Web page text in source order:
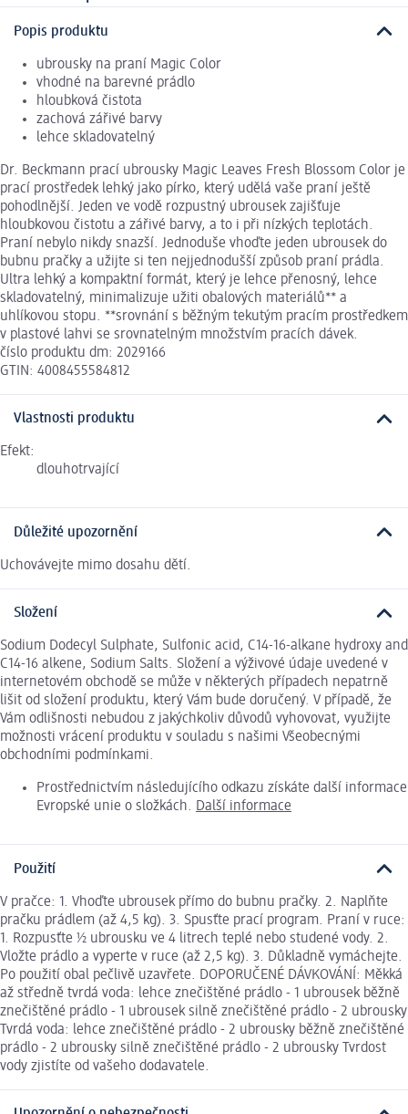
Popis produktu
ubrousky na praní Magic Color
vhodné na barevné prádlo
hloubková čistota
zachová zářivé barvy
lehce skladovatelný
Dr. Beckmann prací ubrousky Magic Leaves Fresh Blossom Color je
prací prostředek lehký jako pírko, který udělá vaše praní ještě
pohodlnější. Jeden ve vodě rozpustný ubrousek zajišťuje
hloubkovou čistotu a zářivé barvy, a to i při nízkých teplotách.
Praní nebylo nikdy snazší. Jednoduše vhoďte jeden ubrousek do
bubnu pračky a užijte si ten nejjednodušší způsob praní prádla.
Ultra lehký a kompaktní formát, který je lehce přenosný, lehce
skladovatelný, minimalizuje užiti obalových materiálů** a
uhlíkovou stopu. **srovnání s běžným tekutým pracím prostředkem
v plastové lahvi se srovnatelným množstvím pracích dávek.
číslo produktu dm: 2029166
GTIN: 4008455584812
Vlastnosti produktu
Efekt:
dlouhotrvající
Důležité upozornění
Uchovávejte mimo dosahu dětí.
Složení
Sodium Dodecyl Sulphate, Sulfonic acid, C14-16-alkane hydroxy and
C14-16 alkene, Sodium Salts. Složení a výživové údaje uvedené v
internetovém obchodě se může v některých případech nepatrně
lišit od složení produktu, který Vám bude doručený. V případě, že
Vám odlišnosti nebudou z jakýchkoliv důvodů vyhovovat, využijte
možnosti vrácení produktu v souladu s našimi Všeobecnými
obchodními podmínkami.
Prostřednictvím následujícího odkazu získáte další informace
Evropské unie o složkách. Další informace
Použití
V pračce: 1. Vhoďte ubrousek přímo do bubnu pračky. 2. Naplňte
pračku prádlem (až 4,5 kg). 3. Spusťte prací program. Praní v ruce:
1. Rozpusťte ½ ubrousku ve 4 litrech teplé nebo studené vody. 2.
Vložte prádlo a vyperte v ruce (až 2,5 kg). 3. Důkladně vymáchejte.
Po použití obal pečlivě uzavřete. DOPORUČENÉ DÁVKOVÁNÍ: Měkká
až středně tvrdá voda: lehce znečištěné prádlo - 1 ubrousek běžně
znečištěné prádlo - 1 ubrousek silně znečištěné prádlo - 2 ubrousky
Tvrdá voda: lehce znečištěné prádlo - 2 ubrousky běžně znečištěné
prádlo - 2 ubrousky silně znečištěné prádlo - 2 ubrousky Tvrdost
vody zjistíte od vašeho dodavatele.